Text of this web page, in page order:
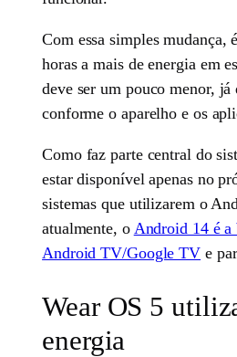
Com essa simples mudança,
horas a mais de energia em
deve ser um pouco menor,
conforme o aparelho e os
Como faz parte central do
estar disponível apenas no
sistemas que utilizarem o
atualmente, o Android 14 é a
Android TV/Google TV e
Wear OS 5
energia